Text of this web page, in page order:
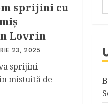
sprijini cu
Lovrin
23, 2025
sprijini
mistuită de